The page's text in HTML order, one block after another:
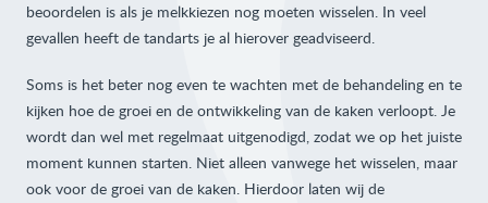
beoordelen is als je melkkiezen nog moeten wisselen. In veel
gevallen heeft de tandarts je al hierover geadviseerd.
Soms is het beter nog even te wachten met de behandeling en te
kijken hoe de groei en de ontwikkeling van de kaken verloopt. Je
wordt dan wel met regelmaat uitgenodigd, zodat we op het juiste
moment kunnen starten. Niet alleen vanwege het wisselen, maar
ook voor de groei van de kaken. Hierdoor laten wij de